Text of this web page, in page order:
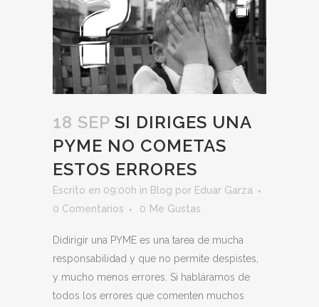
18 SEP SI DIRIGES UNA
PYME NO COMETAS
ESTOS ERRORES
Escrito en 09:00h in Blog por Eduar Garza
0 Comentarios
0 Me Gustas
Didirigir una PYME es una tarea de mucha
responsabilidad y que no permite despistes,
y mucho menos errores. Si habláramos de
todos los errores que comenten muchos